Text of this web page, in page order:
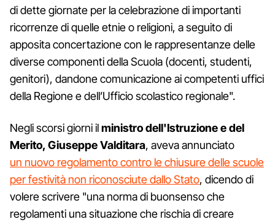
di dette giornate per la celebrazione di importanti
ricorrenze di quelle etnie o religioni, a seguito di
apposita concertazione con le rappresentanze delle
diverse componenti della Scuola (docenti, studenti,
genitori), dandone comunicazione ai competenti uffici
della Regione e dell’Ufficio scolastico regionale".
Negli scorsi giorni ilministro dell'Istruzione e del
Merito, Giuseppe Valditara, aveva annunciato
un nuovo regolamento contro le chiusure delle scuole
per festività non riconosciute dallo Stato, dicendo di
volere scrivere "una norma di buonsenso che
regolamenti una situazione che rischia di creare